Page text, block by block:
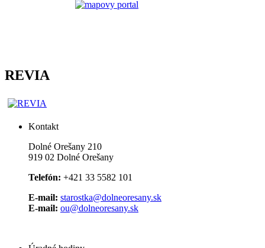
REVIA
Kontakt
Dolné Orešany 210
919 02 Dolné Orešany
Telefón: +421 33 5582 101
E-mail: starostka@dolneoresany.sk
E-mail: ou@dolneoresany.sk